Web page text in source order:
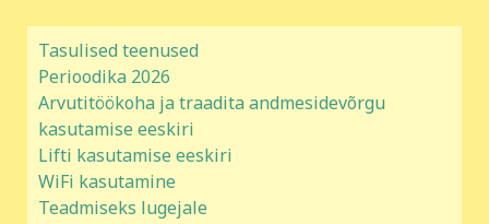
Tasulised teenused
Perioodika 2026
Arvutitöökoha ja traadita andmesidevõrgu
kasutamise eeskiri
Lifti kasutamise eeskiri
WiFi kasutamine
Teadmiseks lugejale